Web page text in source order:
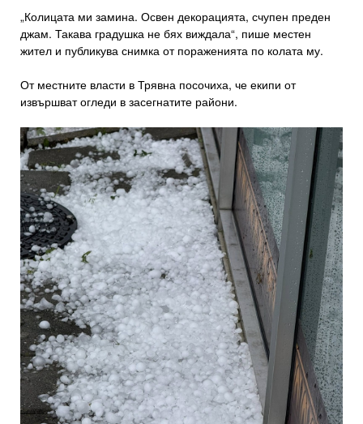
„Колицата ми замина. Освен декорацията, счупен преден
джам. Такава градушка не бях виждала“, пише местен
жител и публикува снимка от пораженията по колата му.
От местните власти в Трявна посочиха, че екипи от
извършват огледи в засегнатите райони.